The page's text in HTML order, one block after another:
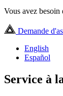
Vous avez besoin
Demande
English
Español
Service à